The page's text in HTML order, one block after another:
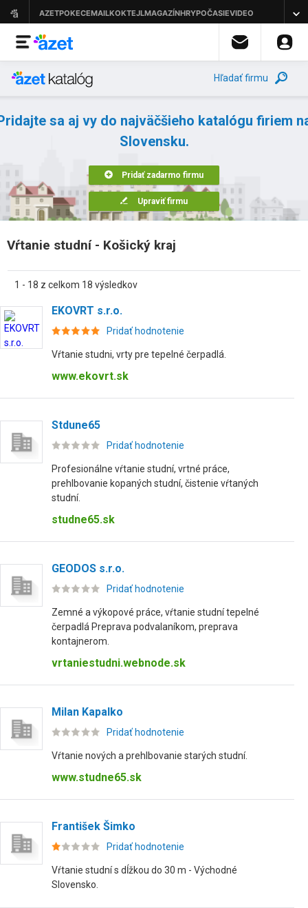
Hľadať firmu
sa aj vy do najväčšieho katalógu firiem
Slovensku.
Pridať zadarmo firmu
Upraviť firmu
Vŕtanie studní - Košický kraj
1 - 18 z celkom 18 výsledkov
EKOVRT s.r.o.
Pridať hodnotenie
Vŕtanie studni, vrty pre tepelné čerpadlá.
www.ekovrt.sk
Stdune65
Pridať hodnotenie
Profesionálne vŕtanie studní, vrtné práce,
prehlbovanie kopaných studní, čistenie vŕtaných
studní.
studne65.sk
GEODOS s.r.o.
Pridať hodnotenie
Zemné a výkopové práce, vŕtanie studní tepelné
čerpadlá Preprava podvalaníkom, preprava
kontajnerom.
vrtaniestudni.webnode.sk
Milan Kapalko
Pridať hodnotenie
Vŕtanie nových a prehlbovanie starých studní.
www.studne65.sk
František Šimko
Pridať hodnotenie
Vŕtanie studní s dĺžkou do 30 m - Východné
Slovensko.